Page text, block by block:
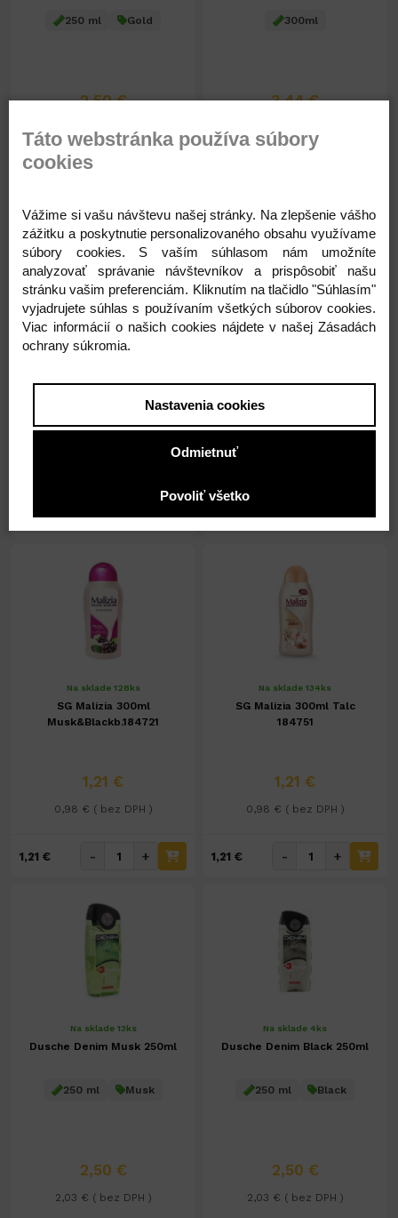
250 ml Gold
2,50 €
300ml
3,44 €
Na sklade 139ks
ber&Flow 18470
1,21 € - +
Argan&Vanila 184741
1,21 € - +
Na sklade 128ks
SG Malizia 300ml
Musk&Blackb.184721
1,21 €
0,98 € ( bez DPH )
1,21 € - +
Na sklade 134ks
SG Malizia 300ml Talc
184751
1,21 €
0,98 € ( bez DPH )
1,21 € - +
Na sklade 13ks
Dusche Denim Musk 250ml
250 ml Musk
2,50 €
2,03 € ( bez DPH )
Na sklade 4ks
Dusche Denim Black 250ml
250 ml Black
2,50 €
2,03 € ( bez DPH )
Táto webstránka používa súbory
cookies
Vážime si vašu návštevu našej stránky. Na zlepšenie vášho
zážitku a poskytnutie personalizovaného obsahu využívame
súbory cookies. S vaším súhlasom nám umožníte
analyzovať správanie návštevníkov a prispôsobiť našu
stránku vašim preferenciám. Kliknutím na tlačidlo "Súhlasím"
vyjadrujete súhlas s používaním všetkých súborov cookies.
Viac informácií o našich cookies nájdete v našej Zásadách
ochrany súkromia.
Nastavenia cookies
Odmietnuť
Povoliť všetko